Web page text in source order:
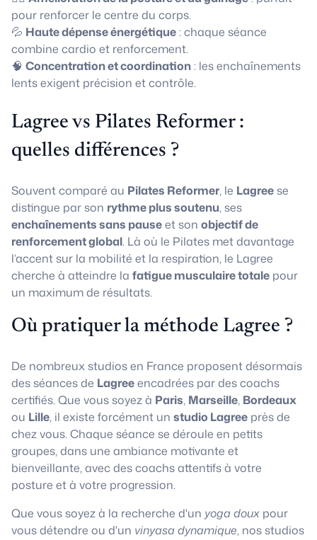
pour renforcer le centre du corps.
💦 Haute dépense énergétique: chaque séance
combine cardio et renforcement.
🧠 Concentration et coordination: les enchaînements
lents exigent précision et contrôle.
Lagree vs Pilates Reformer :
quelles différences ?
Souvent comparé au Pilates Reformer, le Lagree se
distingue par son rythme plus soutenu, ses
enchaînements sans pauseet son objectif de
renforcement global. Là où le Pilates met davantage
l’accent sur la mobilité et la respiration, le Lagree
cherche à atteindre la fatigue musculaire totale pour
un maximum de résultats.
Où pratiquer la méthode Lagree ?
De nombreux studios en France proposent désormais
des séances de Lagreeencadrées par des coachs
certifiés. Que vous soyez à Paris, Marseille, Bordeaux
ou Lille, il existe forcément un studio Lagree près de
chez vous. Chaque séance se déroule en petits
groupes, dans une ambiance motivante et
bienveillante, avec des coachs attentifs à votre
posture et à votre progression.
Que vous soyez à la recherche d'un yoga doux pour
vous détendre ou d'un vinyasa dynamique, nos studios